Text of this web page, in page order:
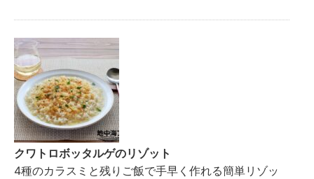
クワトロボッタルゲのリゾット
4種のカラスミと残りご飯で手早く作れる簡単リゾッ